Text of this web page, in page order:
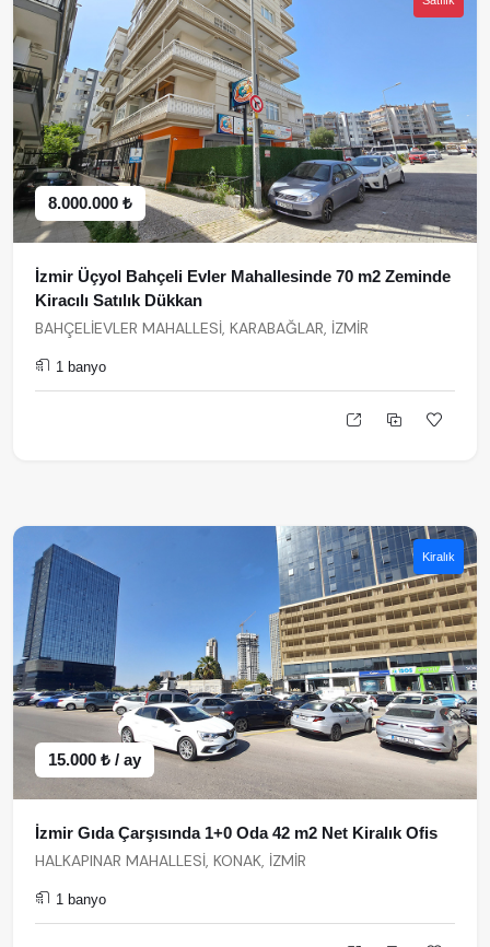
8.000.000 ₺
İzmir Üçyol Bahçeli Evler Mahallesinde 70 m2 Zeminde
Kiracılı Satılık Dükkan
BAHÇELİEVLER MAHALLESİ, KARABAĞLAR, İZMİR
1 banyo
Kiralık
15.000 ₺ / ay
İzmir Gıda Çarşısında 1+0 Oda 42 m2 Net Kiralık Ofis
HALKAPINAR MAHALLESİ, KONAK, İZMİR
1 banyo